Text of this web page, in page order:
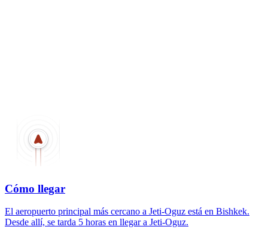
Cómo llegar
El aeropuerto principal más cercano a Jeti-Oguz está en Bishkek.
Desde allí, se tarda 5 horas en llegar a Jeti-Oguz.